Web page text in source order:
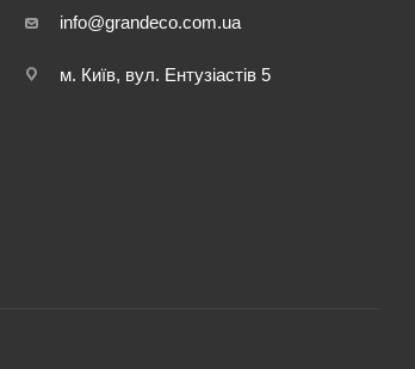
info@grandeco.com.ua
м. Київ, вул. Ентузіастів 5